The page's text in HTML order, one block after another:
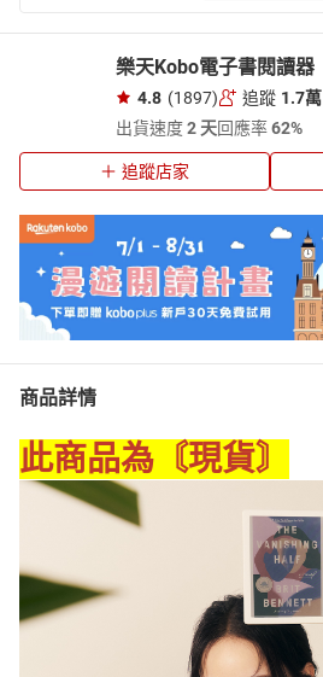
樂天Kobo電子書閱讀器
4.8 (1897) 追蹤 1.7萬
出貨速度2 天回應率62%
追蹤店家
商品詳情
此商品為〘現貨〙